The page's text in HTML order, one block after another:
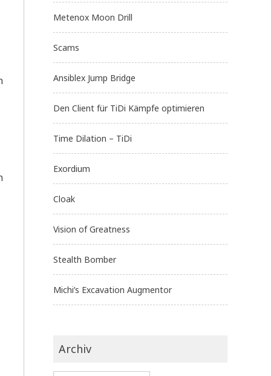
Metenox Moon Drill
Scams
Ansiblex Jump Bridge
Den Client für TiDi Kämpfe optimieren
Time Dilation – TiDi
Exordium
Cloak
Vision of Greatness
Stealth Bomber
Michi’s Excavation Augmentor
Archiv